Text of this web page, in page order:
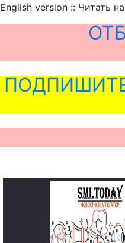
English version :: Читать